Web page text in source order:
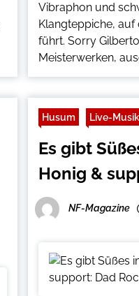
Vibraphon und
Klangteppiche, auf
führt. Sorry
Meisterwerken,
Husum Live-Musik
Es gibt
Honig &
NF-Magazine